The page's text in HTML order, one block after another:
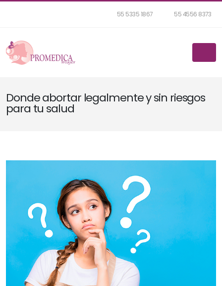
55 5335 1867 55 4556 8373
Donde abortar legalmente y sin riesgos
para tu salud